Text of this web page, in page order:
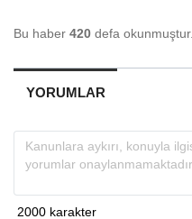
Bu haber 420 defa okunmuştur.
YORUMLAR